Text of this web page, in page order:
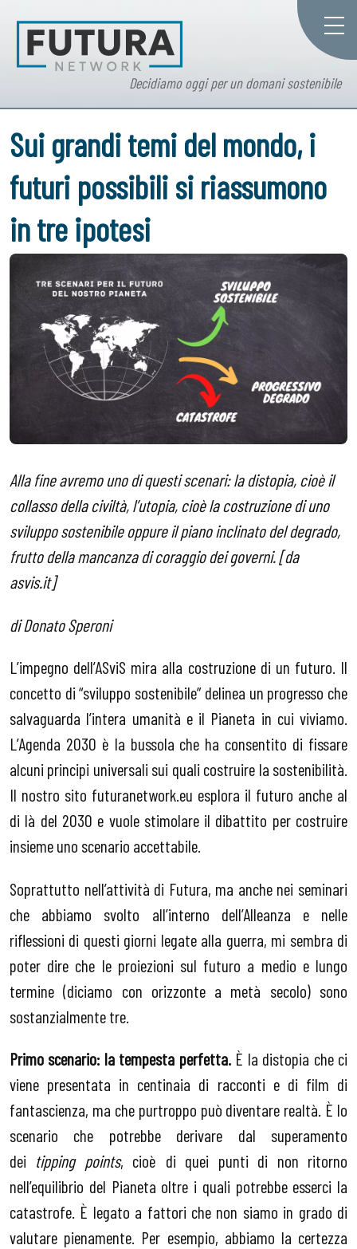
Decidiamo oggi per un domani sostenibile
Sui grandi temi del mondo, i
futuri possibili si riassumono
in tre ipotesi
Alla fine avremo uno di questi scenari: la distopia, cioè il
collasso della civiltà, l’utopia, cioè la costruzione di uno
sviluppo sostenibile oppure il piano inclinato del degrado,
frutto della mancanza di coraggio dei governi. [da
asvis.it]
di Donato Speroni
L’impegno dell’ASviS mira alla costruzione di un futuro. Il
concetto di “sviluppo sostenibile” delinea un progresso che
salvaguarda l’intera umanità e il Pianeta in cui viviamo.
L’Agenda 2030 è la bussola che ha consentito di fissare
alcuni principi universali sui quali costruire la sostenibilità.
Il nostro sito futuranetwork.eu esplora il futuro anche al
di là del 2030 e vuole stimolare il dibattito per costruire
insieme uno scenario accettabile.
Soprattutto nell’attività di Futura, ma anche nei seminari
che abbiamo svolto all’interno dell’Alleanza e nelle
riflessioni di questi giorni legate alla guerra, mi sembra di
poter dire che le proiezioni sul futuro a medio e lungo
termine (diciamo con orizzonte a metà secolo) sono
sostanzialmente tre.
Primo scenario: la tempesta perfetta. È la distopia che ci
viene presentata in centinaia di racconti e di film di
fantascienza, ma che purtroppo può diventare realtà. È lo
scenario che potrebbe derivare dal superamento
dei tipping points, cioè di quei punti di non ritorno
nell’equilibrio del Pianeta oltre i quali potrebbe esserci la
catastrofe. È legato a fattori che non siamo in grado di
valutare pienamente. Per esempio, abbiamo la certezza